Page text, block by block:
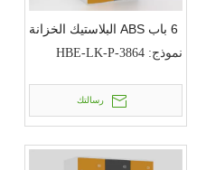
6 باب ABS البلاستيك الخزانة
نموذج: HBE-LK-P-3864
رسالتك